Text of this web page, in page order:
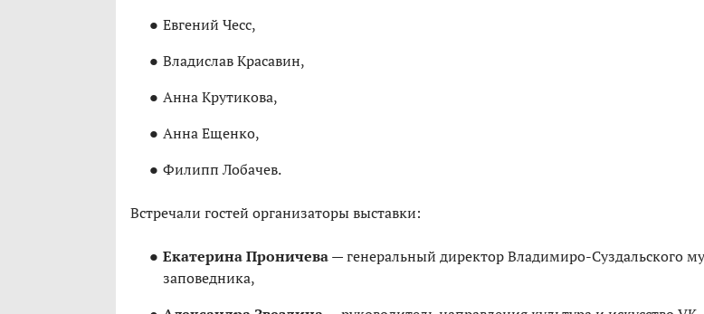
Евгений Чесс,
Владислав Красавин,
Анна Крутикова,
Анна Ещенко,
Филипп Лобачев.
Встречали гостей организаторы выставки:
Екатерина Проничева— генеральный директор Владимиро-Суздальского
заповедника,